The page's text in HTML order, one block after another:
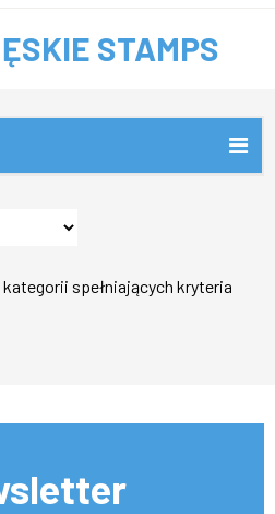
STAMPS
spełniających kryteria